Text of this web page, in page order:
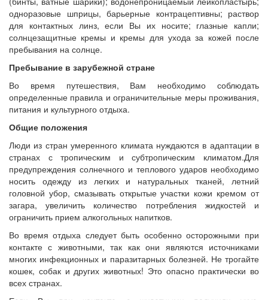
одноразовые шприцы, барьерные контрацептивны; раствор
для контактных линз, если Вы их носите; глазные капли;
солнцезащитные кремы и кремы для ухода за кожей после
пребывания на солнце.
Пребывание в зарубежной стране
Во время путешествия, Вам необходимо соблюдать
определенные правила и ограничительные меры проживания,
питания и культурного отдыха.
Общие положения
Люди из стран умеренного климата нуждаются в адаптации в
странах с тропическим и субтропическим климатом.Для
предупреждения солнечного и теплового ударов необходимо
носить одежду из легких и натуральных тканей, летний
головной убор, смазывать открытые участки кожи кремом от
загара, увеличить количество потребления жидкостей и
ограничить прием алкогольных напитков.
Во время отдыха следует быть особенно осторожными при
контакте с животными, так как они являются источниками
многих инфекционных и паразитарных болезней. Не трогайте
кошек, собак и других животных! Это опасно практически во
всех странах.